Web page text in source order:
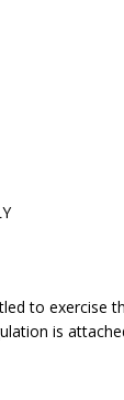
to exercise
is